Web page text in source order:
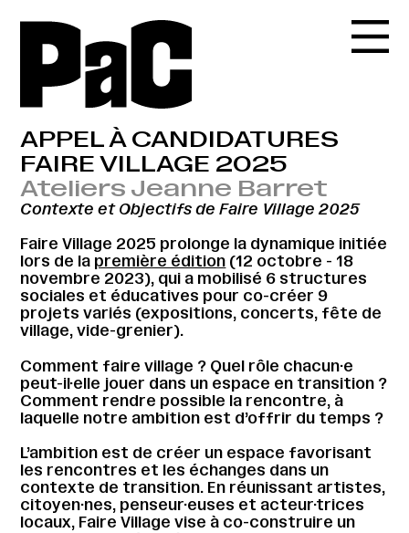
APPEL À CANDIDATURES
FAIRE VILLAGE 2025
Ateliers Jeanne Barret
Contexte et Objectifs de Faire Village 2025
Faire Village 2025 prolonge la dynamique initiée
lors de la première édition (12 octobre - 18
novembre 2023), qui a mobilisé 6 structures
sociales et éducatives pour co-créer 9
projets variés (expositions, concerts, fête de
village, vide-grenier).
Comment faire village ? Quel rôle chacun·e
peut-il·elle jouer dans un espace en transition ?
Comment rendre possible la rencontre, à
laquelle notre ambition est d’offrir du temps ?
L’ambition est de créer un espace favorisant
les rencontres et les échanges dans un
contexte de transition. En réunissant artistes,
citoyen·nes, penseur·euses et acteur·trices
locaux, Faire Village vise à co-construire un